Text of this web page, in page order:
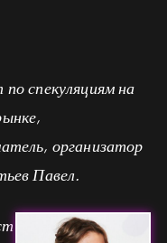
спекуляциям на
организатор
Павел.